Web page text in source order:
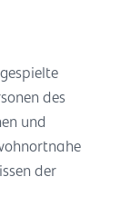
des
und
der